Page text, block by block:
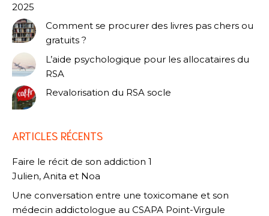
2025
Comment se procurer des livres pas chers ou
gratuits ?
L’aide psychologique pour les allocataires du
RSA
Revalorisation du RSA socle
ARTICLES RÉCENTS
Faire le récit de son addiction 1
Julien, Anita et Noa
Une conversation entre une toxicomane et son
médecin addictologue au CSAPA Point-Virgule